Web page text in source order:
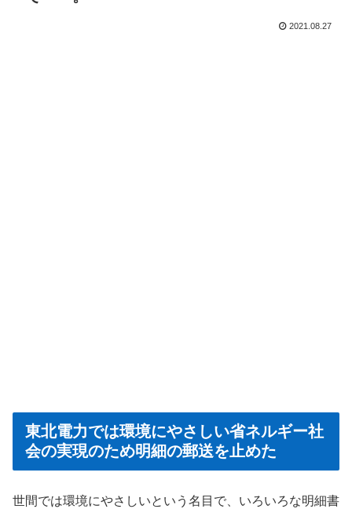
2021.08.27
東北電力では環境にやさしい省ネルギー社
会の実現のため明細の郵送を止めた
世間では環境にやさしいという名目で、いろいろな明細書